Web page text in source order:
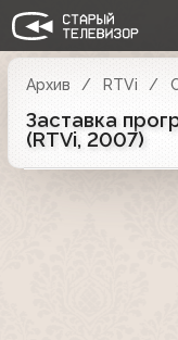
Архив RTVi
Заставка
(RTVi, 2007)